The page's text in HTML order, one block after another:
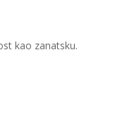
kao zanatsku.